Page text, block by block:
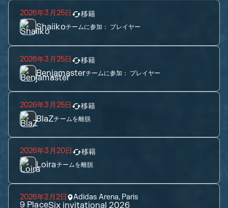
2026年3月25日 移籍
Shaiikoチームに参加： プレイヤー
2026年3月25日 移籍
Benjamasterチームに参加： プレイヤー
2026年3月25日 移籍
BlaZチームを離脱
2026年3月20日 移籍
Loiraチームを離脱
2026年2月2日 Adidas Arena, Paris
9 PlaceSix invitational 2026